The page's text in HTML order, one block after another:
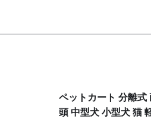
ペットカート 分離
頭 中型犬 小型犬 猫